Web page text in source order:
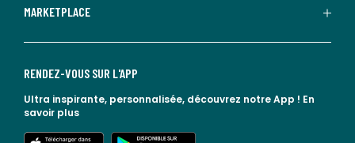
MARKETPLACE
RENDEZ-VOUS SUR L'APP
Ultra inspirante, personnalisée, découvrez notre App ! En
savoir plus
lien vers l'app store
lien vers google play